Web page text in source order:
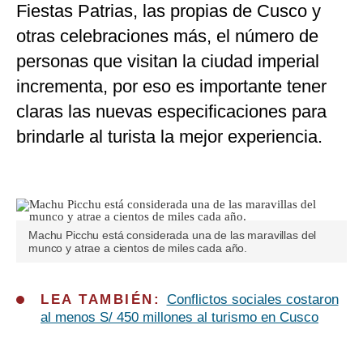
Fiestas Patrias, las propias de Cusco y
otras celebraciones más, el número de
personas que visitan la ciudad imperial
incrementa, por eso es importante tener
claras las nuevas especificaciones para
brindarle al turista la mejor experiencia.
Machu Picchu está considerada una de las maravillas del
munco y atrae a cientos de miles cada año.
LEA TAMBIÉN: Conflictos sociales costaron
al menos S/ 450 millones al turismo en Cusco